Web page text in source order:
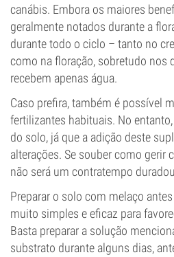
canábis. Embora os maiores
geralmente notados durante a
durante todo o ciclo – tanto no
como na floração, sobretudo nos
recebem apenas água.
Caso prefira, também é possível
fertilizantes habituais. No
do solo, já que a adição deste
alterações. Se souber como gerir
não será um contratempo
Preparar o solo com melaço
muito simples e eficaz para
Basta preparar a solução
substrato durante alguns dias,